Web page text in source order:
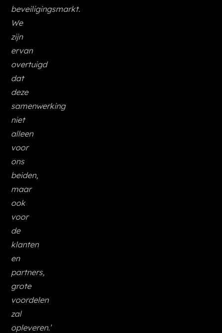
beveiligingsmarkt.
We
zijn
ervan
overtuigd
dat
deze
samenwerking
niet
alleen
voor
ons
beiden,
maar
ook
voor
de
klanten
en
partners,
grote
voordelen
zal
opleveren.’